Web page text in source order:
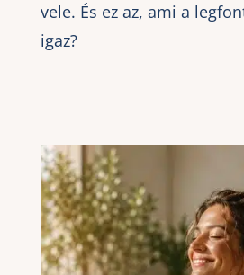
vele. És ez az, ami a
igaz?